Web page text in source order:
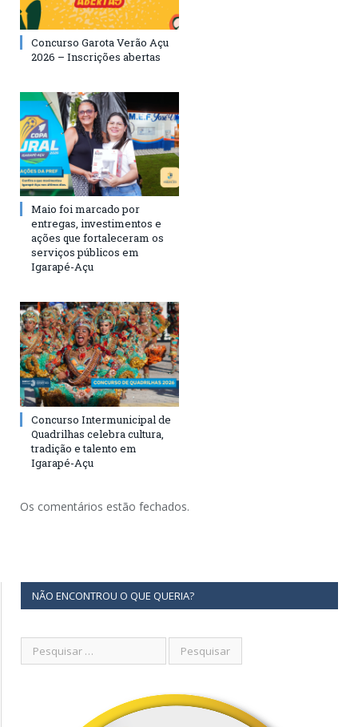
Concurso Garota Verão Açu
2026 – Inscrições abertas
Maio foi marcado por
entregas, investimentos e
ações que fortaleceram os
serviços públicos em
Igarapé-Açu
Concurso Intermunicipal de
Quadrilhas celebra cultura,
tradição e talento em
Igarapé-Açu
Os comentários estão fechados.
NÃO ENCONTROU O QUE QUERIA?